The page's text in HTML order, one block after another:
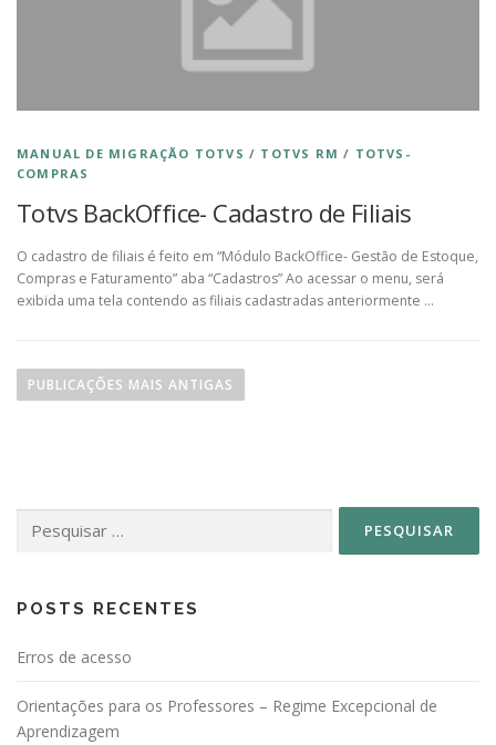
MANUAL DE MIGRAÇÃO TOTVS / TOTVS RM / TOTVS-
COMPRAS
Totvs BackOffice- Cadastro de Filiais
O cadastro de filiais é feito em “Módulo BackOffice- Gestão de Estoque,
Compras e Faturamento” aba “Cadastros” Ao acessar o menu, será
exibida uma tela contendo as filiais cadastradas anteriormente …
a
p
r
p
o
PUBLICAÇÕES MAIS ANTIGAS
por:
POSTS RECENTES
Erros de acesso
Orientações para os Professores – Regime Excepcional de
Aprendizagem